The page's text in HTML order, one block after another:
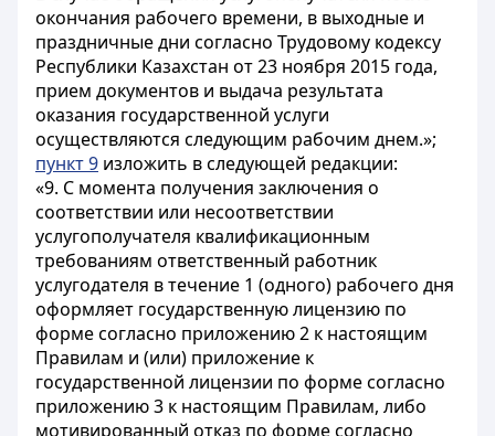
окончания рабочего времени, в выходные и
праздничные дни согласно Трудовому кодексу
Республики Казахстан от 23 ноября 2015 года,
прием документов и выдача результата
оказания государственной услуги
осуществляются следующим рабочим днем.»;
пункт 9 изложить в следующей редакции:
«9. С момента получения заключения о
соответствии или несоответствии
услугополучателя квалификационным
требованиям ответственный работник
услугодателя в течение 1 (одного) рабочего дня
оформляет государственную лицензию по
форме согласно приложению 2 к настоящим
Правилам и (или) приложение к
государственной лицензии по форме согласно
приложению 3 к настоящим Правилам, либо
мотивированный отказ по форме согласно